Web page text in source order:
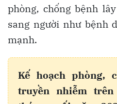
phòng, chống bệnh
sang người như bệnh
mạnh.
Kế hoạch phòng,
truyền nhiễm